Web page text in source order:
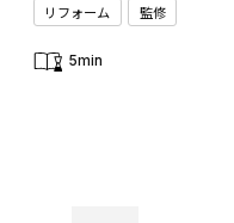
リフォーム
監修
5min